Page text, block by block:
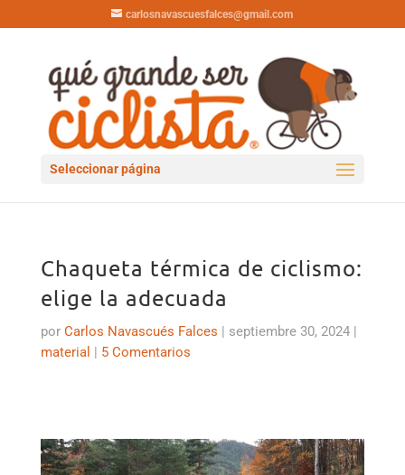
carlosnavascuesfalces@gmail.com
Seleccionar página
Chaqueta térmica de ciclismo:
elige la adecuada
por Carlos Navascués Falces | septiembre 30, 2024 |
material | 5 Comentarios